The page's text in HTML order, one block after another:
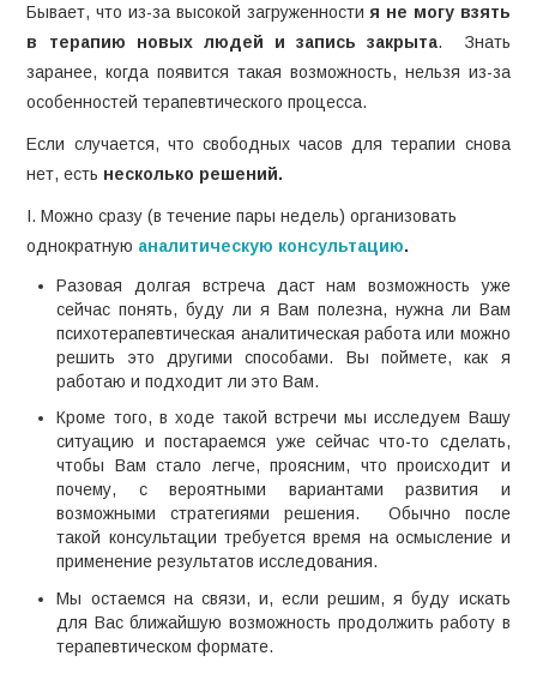
СТОИМОСТЬ
ВОПРОСЫ
КОНТАКТЫ
КОЛЛЕГАМ
Бывает, что из-за высокой загруженности я не могу взять
в терапию новых людей и запись закрыта. Знать
заранее, когда появится такая возможность, нельзя из-за
особенностей терапевтического процесса.
Если случается, что свободных часов для терапии снова
нет, есть несколько решений.
I. Можно сразу (в течение пары недель) организовать
однократную аналитическую консультацию.
Разовая долгая встреча даст нам возможность уже
сейчас понять, буду ли я Вам полезна, нужна ли Вам
психотерапевтическая аналитическая работа или можно
решить это другими способами. Вы поймете, как я
работаю и подходит ли это Вам.
Кроме того, в ходе такой встречи мы исследуем Вашу
ситуацию и постараемся уже сейчас что-то сделать,
чтобы Вам стало легче, проясним, что происходит и
почему, с вероятными вариантами развития и
возможными стратегиями решения. Обычно после
такой консультации требуется время на осмысление и
применение результатов исследования.
Мы остаемся на связи, и, если решим, я буду искать
для Вас ближайшую возможность продолжить работу в
терапевтическом формате.